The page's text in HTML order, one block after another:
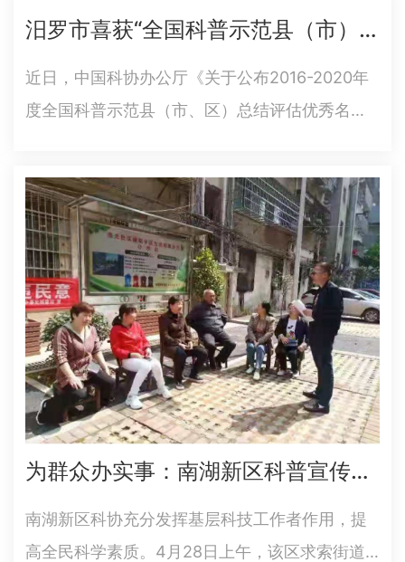
旅游教育基地、科普示范基地等相关单位会员代汨罗市喜获“全国科普示范县（市）”殊荣
近日，中国科协办公厅《关于公布2016-2020年
度全国科普示范县（市、区）总结评估优秀名单
市获得“全国科普示范县（市）”称号，全省仅6
个、全市仅1个。近年来，汨罗市以科普示范市建
设工作为抓手，…
为群众办实事：南湖新区科普宣传进社区
南湖新区科协充分发挥基层科技工作者作用，提
高全民科学素质。4月28日上午，该区求索街道